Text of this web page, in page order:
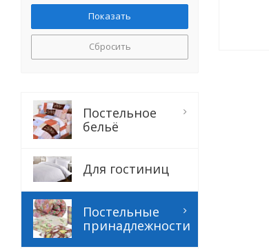
Сбросить
Постельное
бельё
Для гостиниц
Постельные
принадлежности